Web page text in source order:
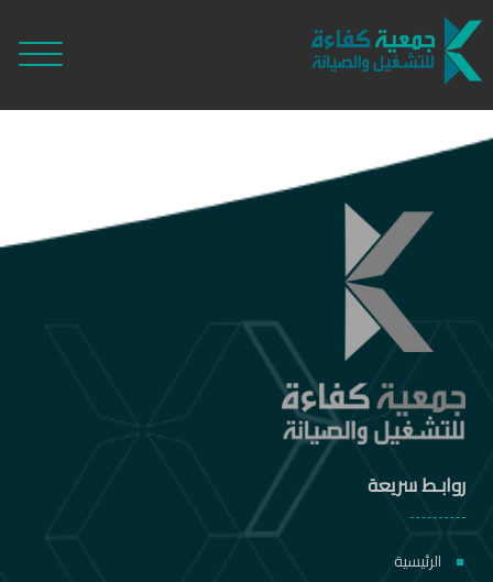
روابـط سريعة
الرئيسية